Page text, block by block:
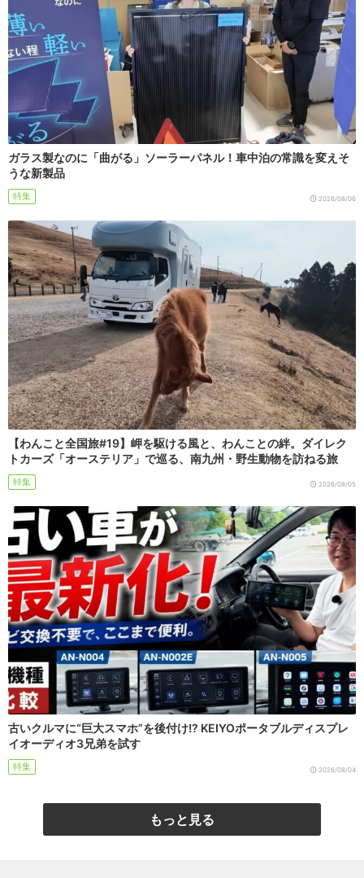
ガラス製なのに「曲がる」ソーラーパネル！車中泊の常識を変えそ
うな新製品
特集 2026/08/06
【わんこと全国旅#19】岬を駆ける風と、わんことの絆。ダイレク
トカーズ「オーステリア」で巡る、南九州・野生動物を訪ねる旅
特集 2026/08/05
古いクルマに“巨大スマホ”を後付け!? KEIYOポータブルディスプレ
イオーディオ3兄弟を試す
特集 2026/08/04
もっと見る